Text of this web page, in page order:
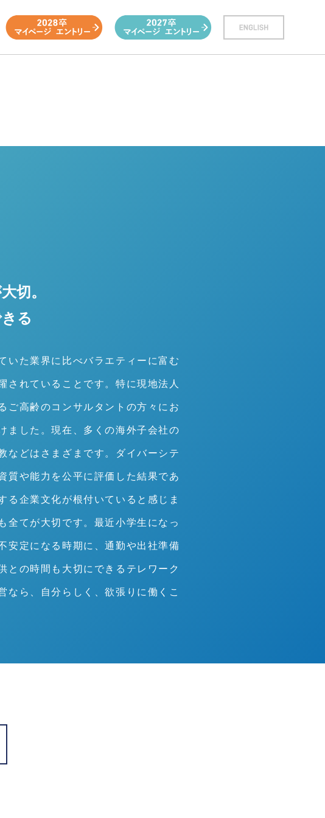
切。
る
いた業界に比べバラエティーに富む
されていることです。特に現地法人
ご高齢のコンサルタントの方々にお
ました。現在、多くの海外子会社の
などはさまざまです。ダイバーシテ
質や能力を公平に評価した結果であ
る企業文化が根付いていると感じま
全てが大切です。最近小学生になっ
安定になる時期に、通勤や出社準備
との時間も大切にできるテレワーク
なら、自分らしく、欲張りに働くこ